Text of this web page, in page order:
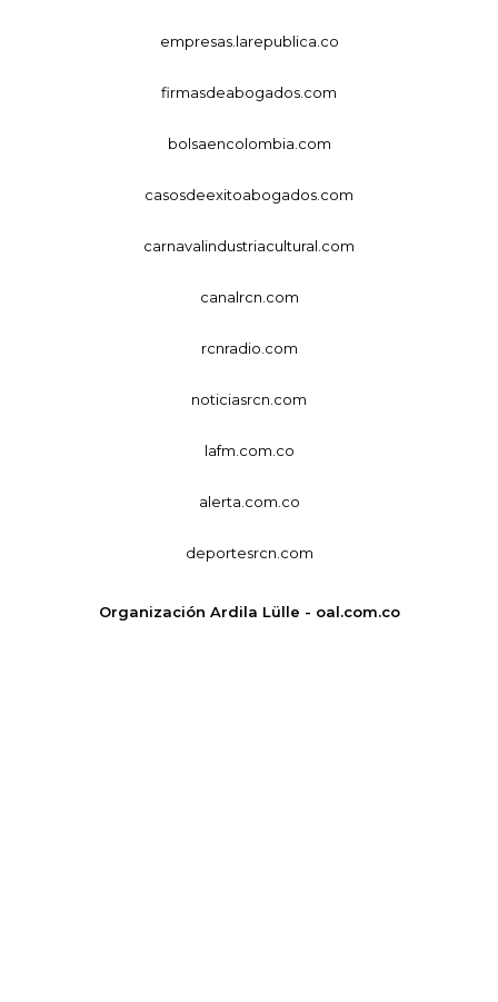
empresas.larepublica.co
firmasdeabogados.com
bolsaencolombia.com
casosdeexitoabogados.com
carnavalindustriacultural.com
canalrcn.com
rcnradio.com
noticiasrcn.com
lafm.com.co
alerta.com.co
deportesrcn.com
Organización Ardila Lülle - oal.com.co